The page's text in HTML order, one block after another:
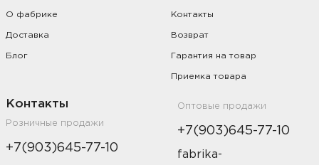
О фабрике
Доставка
Блог
Контакты
Возврат
Гарантия на товар
Приемка товара
Контакты
Розничные продажи
+7(903)645-77-10
Оптовые продажи
+7(903)645-77-10
fabrika-